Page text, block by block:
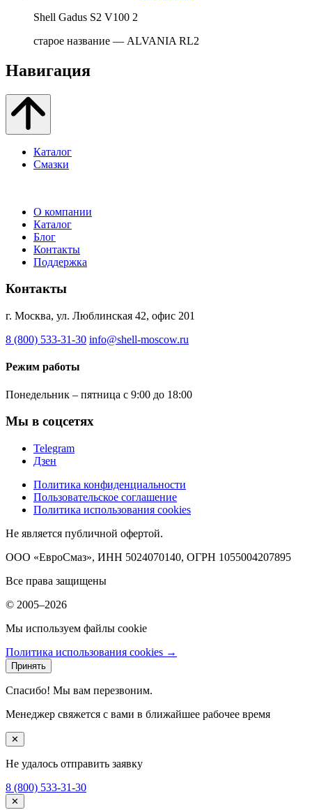
Shell Gadus S2 V100 2
старое название — ALVANIA RL2
Навигация
Каталог
Смазки
О компании
Каталог
Блог
Контакты
Поддержка
Контакты
г. Москва, ул. Люблинская 42, офис 201
8 (800) 533-31-30 info@shell-moscow.ru
Режим работы
Понедельник – пятница с 9:00 до 18:00
Мы в соцсетях
Telegram
Дзен
Политика конфиденциальности
Пользовательское соглашение
Политика использования cookies
Не является публичной офертой.
ООО «ЕвроСмаз», ИНН 5024070140, ОГРН 1055004207895
Все права защищены
© 2005–2026
Мы используем файлы cookie
Политика использования cookies →
Принять
Спасибо! Мы вам перезвоним.
Менеджер свяжется с вами в ближайшее рабочее время
✕
Не удалось отправить заявку
8 (800) 533-31-30
✕